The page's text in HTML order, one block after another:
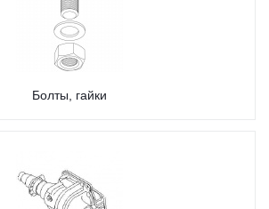
Болты, гайки